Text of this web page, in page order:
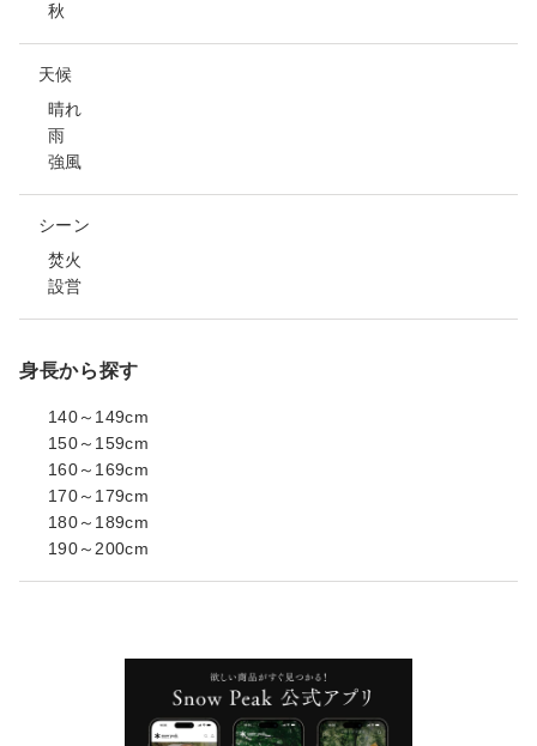
秋
天候
晴れ
雨
強風
シーン
焚火
設営
身長から探す
140～149cm
150～159cm
160～169cm
170～179cm
180～189cm
190～200cm